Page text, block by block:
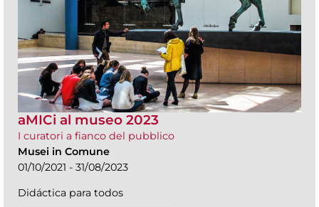
aMICi al museo 2023
I curatori a fianco del pubblico
Musei in Comune
01/10/2021 - 31/08/2023
Didáctica para todos